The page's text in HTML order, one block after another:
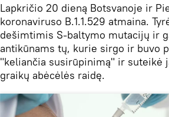
Lapkričio 20 dieną Botsvanoje ir
koronaviruso B.1.1.529 atmaina.
dešimtimis S-baltymo mutacijų ir
antikūnams tų, kurie sirgo ir buvo
"keliančia susirūpinimą" ir suteikė
graikų abėcėlės raidę.